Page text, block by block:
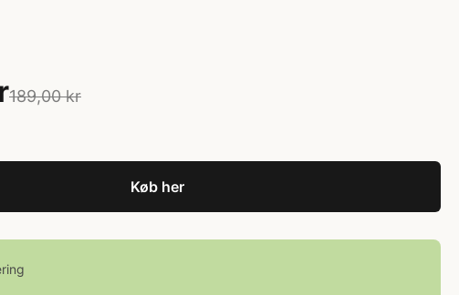
189,00 kr
Køb her